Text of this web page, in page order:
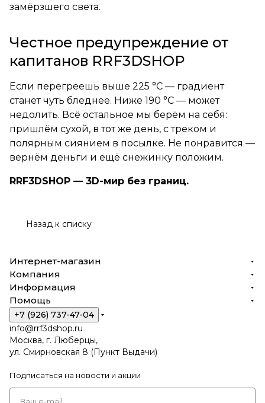
замёрзшего света.
Честное предупреждение от
капитанов RRF3DSHOP
Если перегреешь выше 225 °C — градиент
станет чуть бледнее. Ниже 190 °C — может
недолить. Всё остальное мы берём на себя:
пришлём сухой, в тот же день, с треком и
полярным сиянием в посылке. Не понравится —
вернём деньги и ещё снежинку положим.
RRF3DSHOP — 3D-мир без границ.
Назад к списку
Интернет-магазин
Компания
Информация
Помощь
+7 (926) 737-47-04
info@rrf3dshop.ru
Москва, г. Люберцы,
ул. Смирновская 8 (Пункт Выдачи)
Подписаться на новости и акции